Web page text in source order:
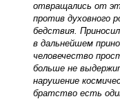
отвращались от
против духовного
бедствия.
в дальнейшем
человечество
больше не
нарушение
братство есть